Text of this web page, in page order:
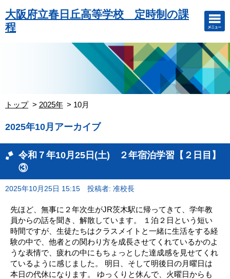
大阪府立春日丘高等学校 定時制の課
程
トップ 2025年 10月
2025年10月アーカイブ
令和７年10月25日(土) ２年宿泊学習【２日目】
③
2025年10月25日 15:15 投稿者: 准校長
先ほど、無事に２年次生がJR茨木駅に帰ってきて、学年教
員からの話を聞き、解散しています。 １泊２日という短い
時間ですが、生徒たちはクラスメイトと一緒に生活をする経
験の中で、他者との関わり方を成長させてくれているかのよ
うな表情で、疲れの中にもちょっとした達成感を見せてくれ
ているように感じました。 明日、そして明後日の月曜日は
本日の代休になります。 ゆっくりと休んで、火曜日からも